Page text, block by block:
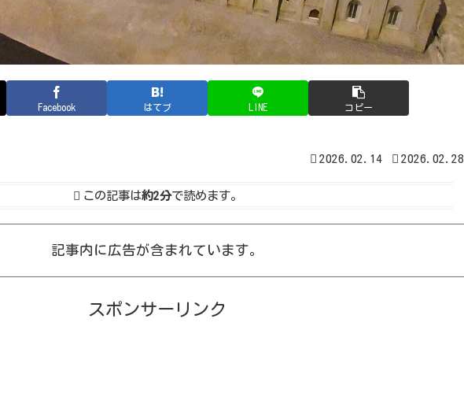
Facebook はてブ LINE コピー
2026.02.14 2026.02.28
この記事は約2分で読めます。
記事内に広告が含まれています。
スポンサーリンク